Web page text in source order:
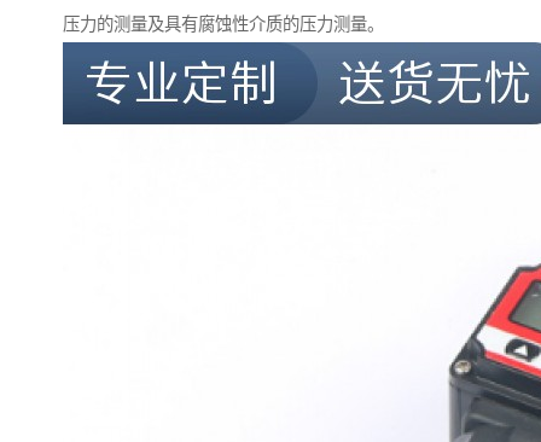
压力的测量及具有腐蚀性介质的压力测量。